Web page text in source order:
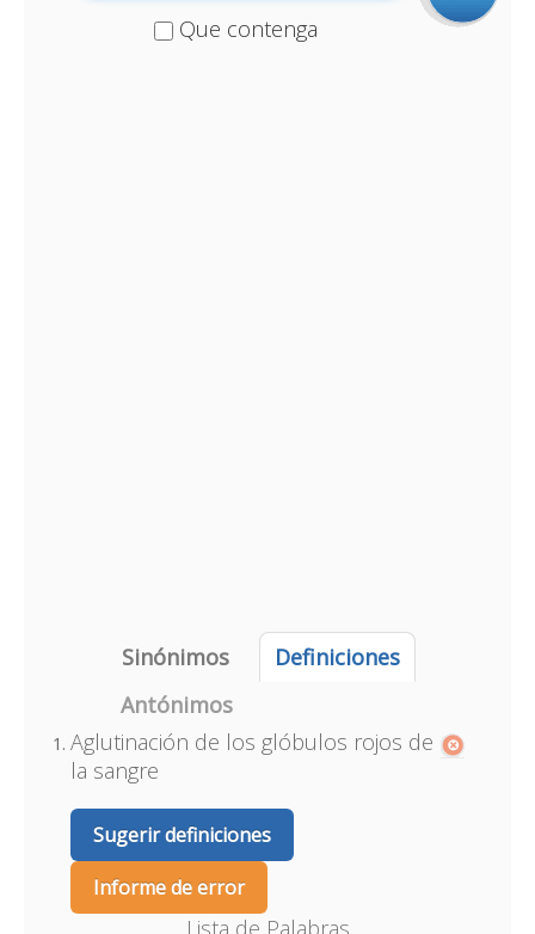
Que contenga
Sinónimos
Definiciones
Antónimos
Aglutinación de los glóbulos rojos de
la sangre
Sugerir definiciones
Informe de error
Lista de Palabras